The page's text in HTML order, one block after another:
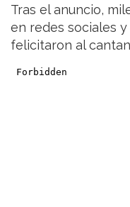
Tras el anuncio,
en redes sociales
felicitaron al